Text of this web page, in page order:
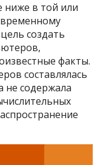
ниже в той или
создать
факты.
составлялась
не содержала